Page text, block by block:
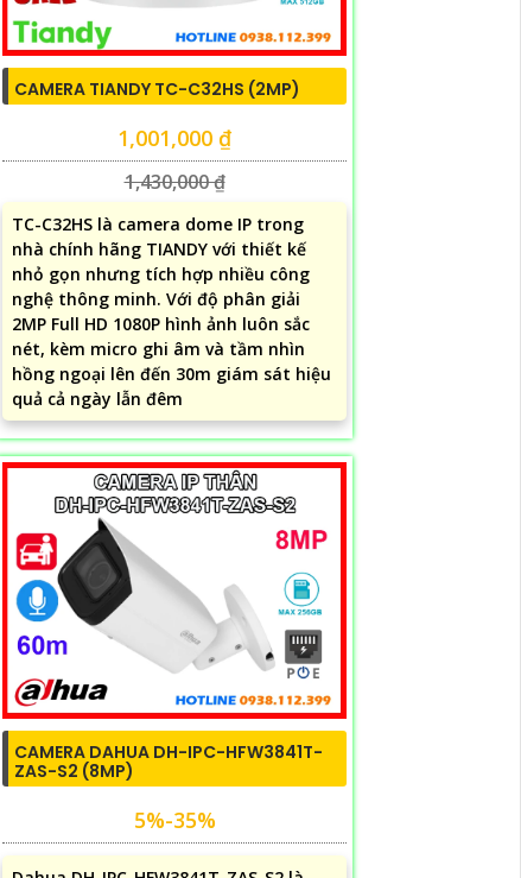
CAMERA TIANDY TC-C32HS (2MP)
1,001,000 ₫
1,430,000 ₫
TC-C32HS là camera dome IP trong
nhà chính hãng TIANDY với thiết kế
nhỏ gọn nhưng tích hợp nhiều công
nghệ thông minh. Với độ phân giải
2MP Full HD 1080P hình ảnh luôn sắc
nét, kèm micro ghi âm và tầm nhìn
hồng ngoại lên đến 30m giám sát hiệu
quả cả ngày lẫn đêm
CAMERA DAHUA DH-IPC-HFW3841T-
ZAS-S2 (8MP)
5%-35%